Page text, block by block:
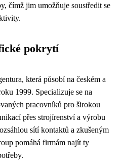
čímž jim umožňuje soustředit se
pokrytí
která působí na českém a
1999. Specializuje se na
pracovníků pro širokou
přes strojírenství a výrobu
sítí kontaktů a zkušeným
pomáhá firmám najít ty